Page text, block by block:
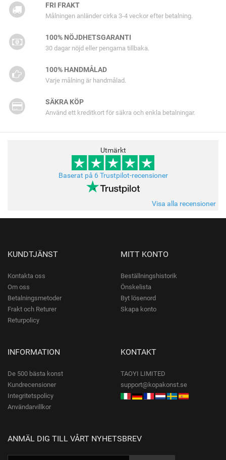
FRI FRAKT
Målningen anländer cirka 3-4 veckor efter betalning.
100% NÖJDHETSGARANTI
30 dagar nöjd eller pengarna tillbaka.
100% HANDMÅLAD
Varje målning är handmålad.
SÄKRA KÖP
Använd ett kreditkort för säkra och enkla betalningar.
Utmärkt
Baserat på 6 Trustpilot-recensioner
Visa alla recensioner
KUNDTJÄNST
Kontakta oss
Om oss
Betalningsmetoder
Frakt och Returer
Returpolicy
MITT KONTO
Beställningshistorik
Önskelista
Byt lösenord
Skapa konto
INFORMATION
De 500 bästa konst
Kundrecensioner
Integritetspolicy
Användarvillkor
KONTAKT
TAOYI LIMITED
support@kopakonst.se
ANMÄL DIG TILL VÅRT NYHETSBREV